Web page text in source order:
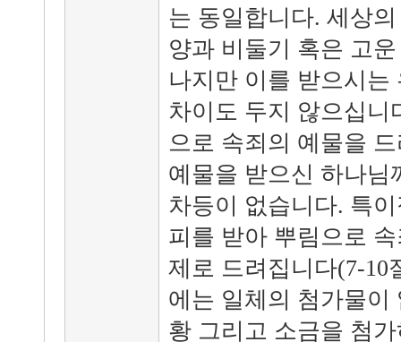
는 동일합니다. 세상
양과 비둘기 혹은 고
나지만 이를 받으시는
차이도 두지 않으십니
으로 속죄의 예물을
예물을 받으신 하나님
차등이 없습니다. 특
피를 받아 뿌림으로
제로 드려집니다(7-10
에는 일체의 첨가물이
황 그리고 소금을 첨